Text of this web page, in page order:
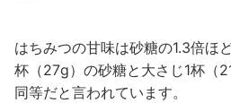
はちみつの甘味は砂糖の1.3倍ほ
杯（27g）の砂糖と大さじ1杯（
同等だと言われています。